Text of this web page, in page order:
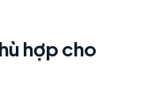
hợp cho